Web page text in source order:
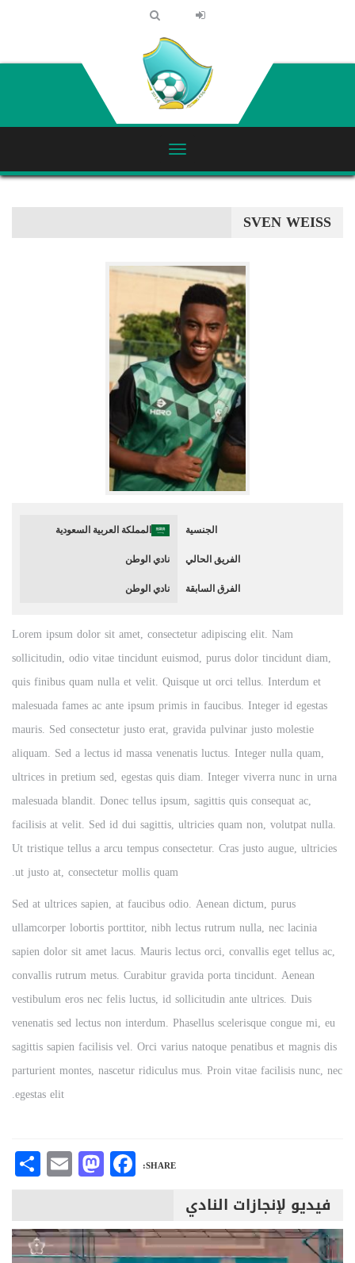
SVEN WEISS
الجنسية المملكة العربية السعودية
الفريق الحالي نادي الوطن
الفرق السابقة نادي الوطن
Lorem ipsum dolor sit amet, consectetur adipiscing elit. Nam
sollicitudin, odio vitae tincidunt euismod, purus dolor tincidunt diam,
quis finibus quam nulla et velit. Quisque ut orci tellus. Interdum et
malesuada fames ac ante ipsum primis in faucibus. Integer id egestas
mauris. Sed consectetur justo erat, gravida pulvinar justo molestie
aliquam. Sed a lectus id massa venenatis luctus. Integer nulla quam,
ultrices in pretium sed, egestas quis diam. Integer viverra nunc in urna
malesuada blandit. Donec tellus ipsum, sagittis quis consequat ac,
facilisis at velit. Sed id dui sagittis, ultricies quam non, volutpat nulla.
Ut tristique tellus a arcu tempus consectetur. Cras justo augue, ultricies
ut justo at, consectetur mollis quam.
Sed at ultrices sapien, at faucibus odio. Aenean dictum, purus
ullamcorper lobortis porttitor, nibh lectus rutrum nulla, nec lacinia
sapien dolor sit amet lacus. Mauris lectus orci, convallis eget tellus ac,
convallis rutrum metus. Curabitur gravida porta tincidunt. Aenean
vestibulum eros nec felis luctus, id sollicitudin ante ultrices. Duis
venenatis sed lectus non interdum. Phasellus scelerisque congue mi, eu
sagittis sapien facilisis vel. Orci varius natoque penatibus et magnis dis
parturient montes, nascetur ridiculus mus. Proin vitae facilisis nunc, nec
egestas elit.
SHARE:
Facebook
فيديو لإنجازات النادي
مشغل
الفيديو